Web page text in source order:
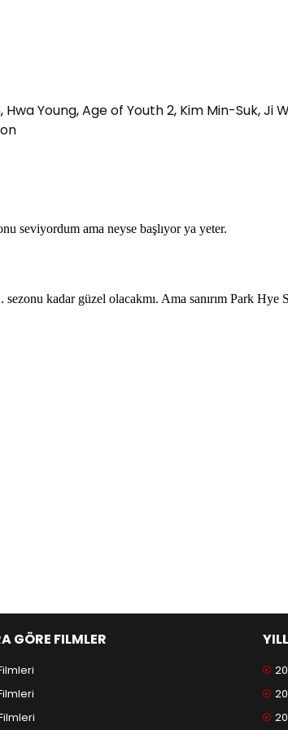
, Hwa Young,Age of Youth 2, Kim Min-Suk,Ji
GÖRE FILMLER